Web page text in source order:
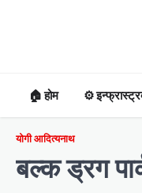
🏠 होम ⚙️
योगी आदित्यनाथ
बल्क ड्रग